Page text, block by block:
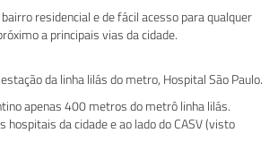
residencial e de fácil acesso para qualquer
a principais vias da cidade.
da linha lilás do metro, Hospital São Paulo.
apenas 400 metros do metrô linha lilás.
hospitais da cidade e ao lado do CASV (visto